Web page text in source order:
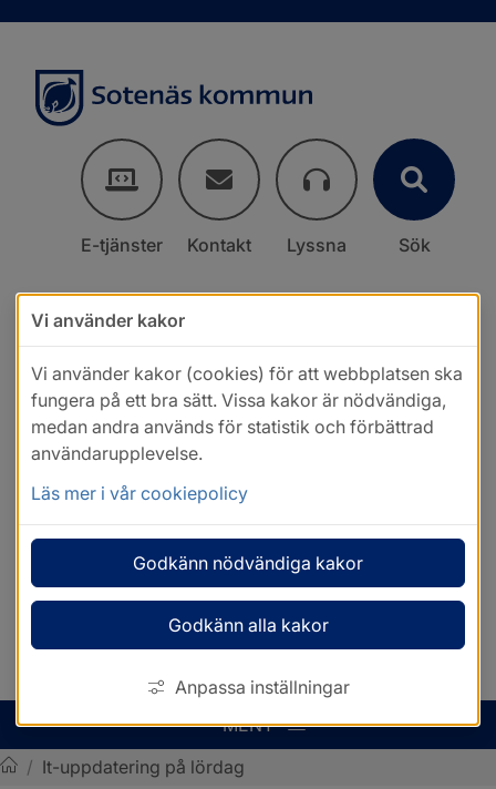
E-tjänster Kontakt Lyssna Sök
MENY
/ It-uppdatering på lördag
Vi använder kakor
Vi använder kakor (cookies) för att webbplatsen ska
fungera på ett bra sätt. Vissa kakor är nödvändiga,
medan andra används för statistik och förbättrad
användarupplevelse.
Läs mer i vår cookiepolicy
Godkänn nödvändiga kakor
Godkänn alla kakor
Anpassa inställningar